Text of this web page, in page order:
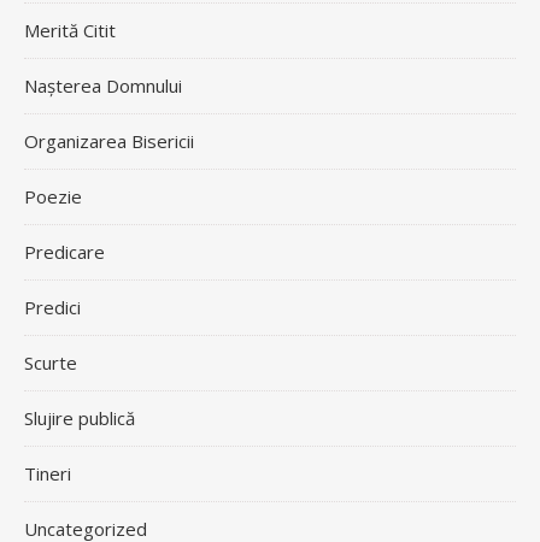
Merită Citit
Nașterea Domnului
Organizarea Bisericii
Poezie
Predicare
Predici
Scurte
Slujire publică
Tineri
Uncategorized